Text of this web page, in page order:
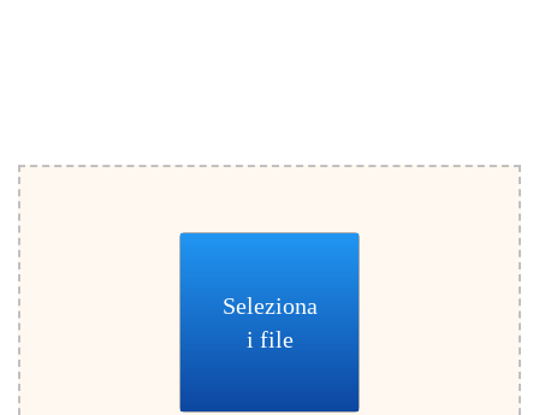
Seleziona
i file